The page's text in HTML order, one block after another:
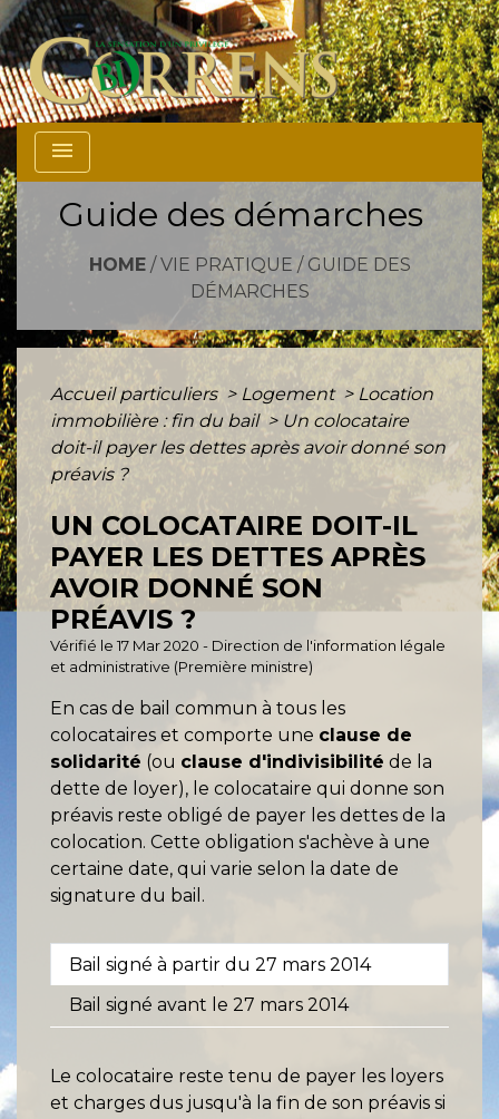
menu
Guide des démarches
HOME/ VIE PRATIQUE / GUIDE DES
DÉMARCHES
Accueil particuliers > Logement > Location
immobilière : fin du bail > Un colocataire
doit-il payer les dettes après avoir donné son
préavis ?
UN COLOCATAIRE DOIT-IL
PAYER LES DETTES APRÈS
AVOIR DONNÉ SON
PRÉAVIS ?
Vérifié le 17 Mar 2020 - Direction de l'information légale
et administrative (Première ministre)
En cas de bail commun à tous les
colocataires et comporte une clause de
solidarité (ou clause d'indivisibilité de la
dette de loyer), le colocataire qui donne son
préavis reste obligé de payer les dettes de la
colocation. Cette obligation s'achève à une
certaine date, qui varie selon la date de
signature du bail.
Bail signé à partir du 27 mars 2014
Bail signé avant le 27 mars 2014
Le colocataire reste tenu de payer les loyers
et charges dus jusqu'à la fin de son préavis si